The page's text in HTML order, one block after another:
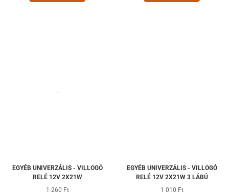
EGYÉB UNIVERZÁLIS - VILLOGÓ
RELÉ 12V 2X21W
1 260 Ft
EGYÉB UNIVERZÁLIS - VILLOGÓ
RELÉ 12V 2X21W 3 LÁBÚ
1 010 Ft